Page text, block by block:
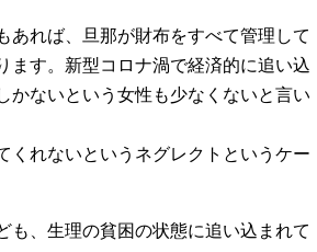
あれば、旦那が財布をすべて管理して
ます。新型コロナ渦で経済的に追い込
かないという女性も少なくないと言い
くれないというネグレクトというケー
も、生理の貧困の状態に追い込まれて